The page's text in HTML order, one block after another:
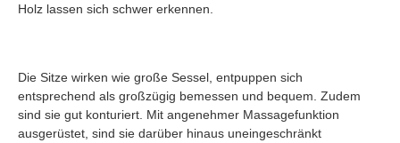
Holz lassen sich schwer erkennen.
Die Sitze wirken wie große Sessel, entpuppen sich
entsprechend als großzügig bemessen und bequem. Zudem
sind sie gut konturiert. Mit angenehmer Massagefunktion
ausgerüstet, sind sie darüber hinaus uneingeschränkt